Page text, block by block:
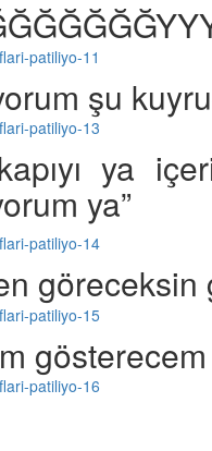
şu
ya
ya”